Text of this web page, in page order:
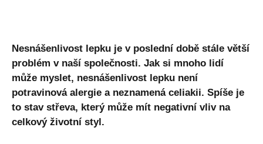
Nesnášenlivost lepku je v poslední době stále větší
problém v naší společnosti. Jak si mnoho lidí
může myslet, nesnášenlivost lepku není
potravinová alergie a neznamená celiakii. Spíše je
to stav střeva, který může mít negativní vliv na
celkový životní styl.